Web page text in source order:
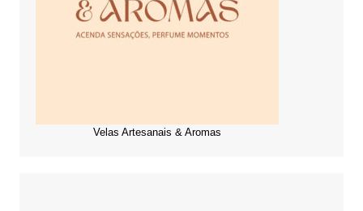
Velas Artesanais & Aromas